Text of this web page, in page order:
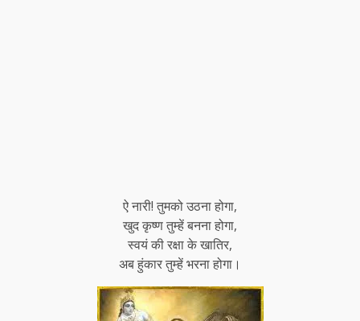
ऐ नारी! तुमको उठना होगा,
खुद कृष्ण तुम्हें बनना होगा,
स्वयं की रक्षा के खातिर,
अब हुंकार तुम्हें भरना होगा।